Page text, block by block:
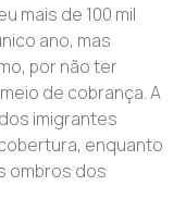
mais de 100 mil
ano, mas
por não ter
de cobrança. A
imigrantes
enquanto
ombros dos